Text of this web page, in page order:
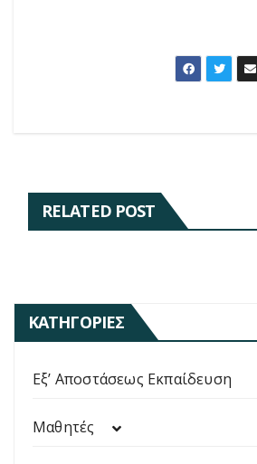
RELATED POST
ΚΑΤΗΓΟΡΊΕΣ
Εξ’ Αποστάσεως Εκπαίδευση
Μαθητές